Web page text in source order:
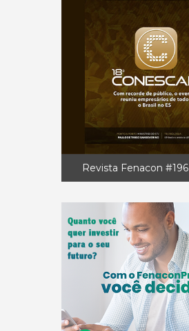
Revista Fenacon #196